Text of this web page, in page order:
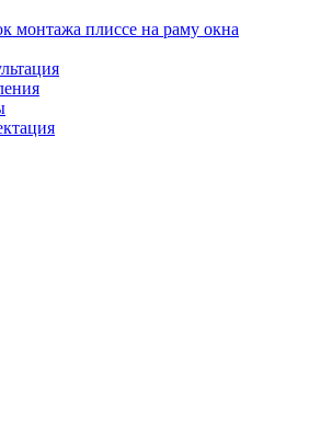
монтажа плиссе на раму окна